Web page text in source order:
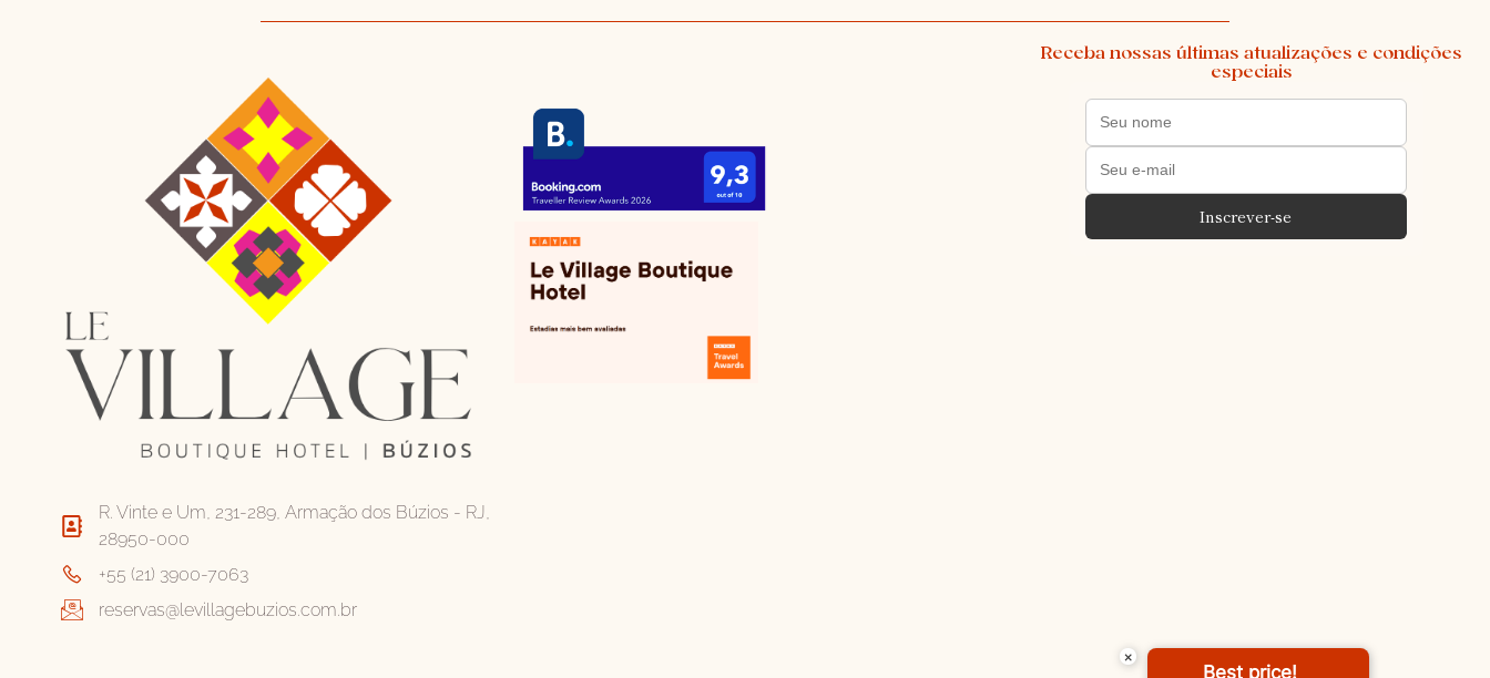
R. Vinte e Um, 231-289, Armação dos Búzios - RJ,
28950-000
+55 (21) 3900-7063
reservas@levillagebuzios.com.br
Receba nossas últimas atualizações e condições
especiais
Inscrever-se
×
Best price!